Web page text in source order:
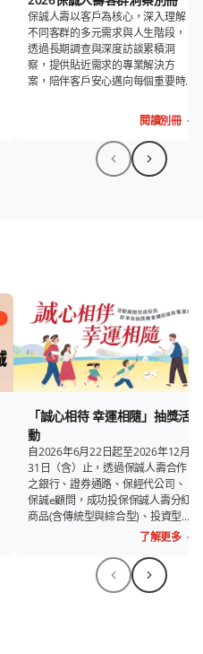
保誠人壽以客戶為核心，深入理解
不同客群的多元需求與人生階段，
透過長期調查與深度訪談累積洞
察，提供貼近需求的專業解決方
案，陪伴客戶安心邁向每個重要時
閱讀別冊
「誠心相待 幸運相隨」抽獎活
動
自2026年6月22日起至2026年12月
31日（含）止，透過保誠人壽合作
之銀行、證券通路、保經代公司、
保誠e顧問，成功投保保誠人壽分紅
商品(含傳統型與綜合型)、投資型商
品、富御醫療商品，抽旅遊券、百
了解更多